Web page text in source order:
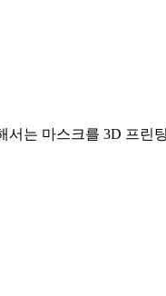
는 마스크를 3D 프린